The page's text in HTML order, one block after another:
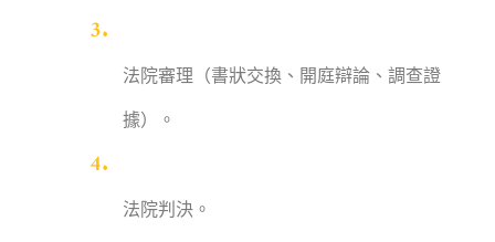
法院審理（書狀交換、開庭辯論、調查證
據）。
法院判決。